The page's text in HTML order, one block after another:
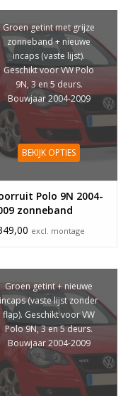
Groen getint met grijze
zonneband + nieuwe
incaps (vaste lijst).
Geschikt voor VW Polo
9N, 3 en 5 deurs.
Bouwjaar 2004-2009
BEKIJK OPTIES
Polo 9N 2004-
zonneband
excl. montage
Groen getint + nieuwe
incaps (vaste lijst zonder
flap). Geschikt voor VW
Polo 9N, 3 en 5 deurs.
Bouwjaar 2004-2009